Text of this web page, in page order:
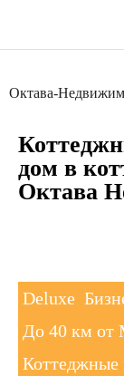
Октава-
дом в
Октава
Deluxe
До 40 км
Коттеджные